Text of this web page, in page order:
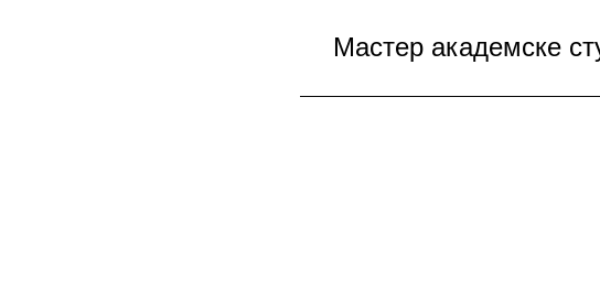
Мастер академске